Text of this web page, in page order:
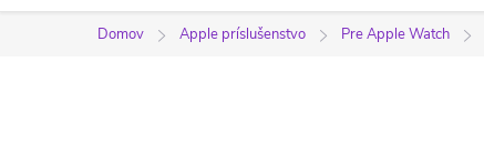
Domov Apple príslušenstvo Pre Apple Watch